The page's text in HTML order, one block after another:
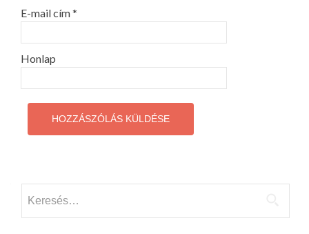
E-mail cím*
Honlap